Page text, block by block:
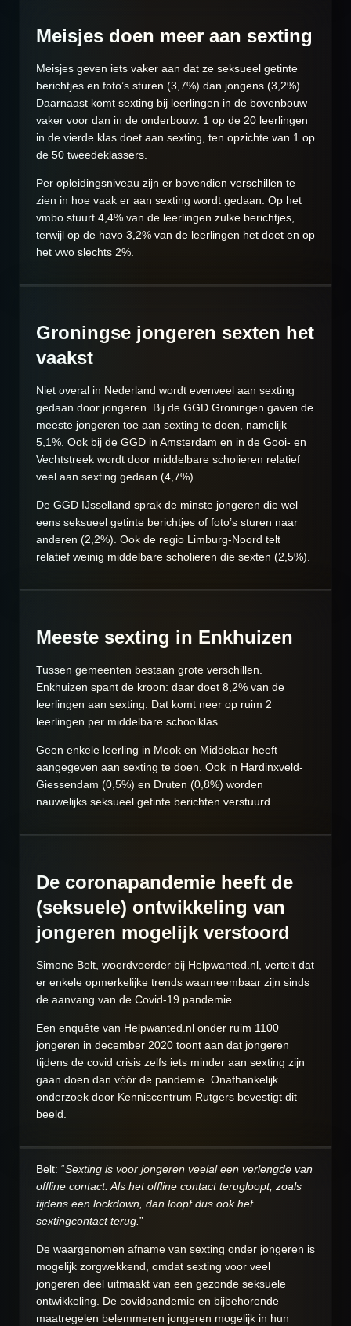
Meisjes doen meer aan sexting
Meisjes geven iets vaker aan dat ze seksueel getinte
berichtjes en foto’s sturen (3,7%) dan jongens (3,2%).
Daarnaast komt sexting bij leerlingen in de bovenbouw
vaker voor dan in de onderbouw: 1 op de 20 leerlingen
in de vierde klas doet aan sexting, ten opzichte van 1 op
de 50 tweedeklassers.
Per opleidingsniveau zijn er bovendien verschillen te
zien in hoe vaak er aan sexting wordt gedaan. Op het
vmbo stuurt 4,4% van de leerlingen zulke berichtjes,
terwijl op de havo 3,2% van de leerlingen het doet en op
het vwo slechts 2%.
Groningse jongeren sexten het
vaakst
Niet overal in Nederland wordt evenveel aan sexting
gedaan door jongeren. Bij de GGD Groningen gaven de
meeste jongeren toe aan sexting te doen, namelijk
5,1%. Ook bij de GGD in Amsterdam en in de Gooi- en
Vechtstreek wordt door middelbare scholieren relatief
veel aan sexting gedaan (4,7%).
De GGD IJsselland sprak de minste jongeren die wel
eens seksueel getinte berichtjes of foto’s sturen naar
anderen (2,2%). Ook de regio Limburg-Noord telt
relatief weinig middelbare scholieren die sexten (2,5%).
Meeste sexting in Enkhuizen
Tussen gemeenten bestaan grote verschillen.
Enkhuizen spant de kroon: daar doet 8,2% van de
leerlingen aan sexting. Dat komt neer op ruim 2
leerlingen per middelbare schoolklas.
Geen enkele leerling in Mook en Middelaar heeft
aangegeven aan sexting te doen. Ook in Hardinxveld-
Giessendam (0,5%) en Druten (0,8%) worden
nauwelijks seksueel getinte berichten verstuurd.
De coronapandemie heeft de
(seksuele) ontwikkeling van
jongeren mogelijk verstoord
Simone Belt, woordvoerder bij Helpwanted.nl, vertelt dat
er enkele opmerkelijke trends waarneembaar zijn sinds
de aanvang van de Covid-19 pandemie.
Een enquête van Helpwanted.nl onder ruim 1100
jongeren in december 2020 toont aan dat jongeren
tijdens de covid crisis zelfs iets minder aan sexting zijn
gaan doen dan vóór de pandemie. Onafhankelijk
onderzoek door Kenniscentrum Rutgers bevestigt dit
beeld.
Belt: “Sexting is voor jongeren veelal een verlengde van
offline contact. Als het offline contact terugloopt, zoals
tijdens een lockdown, dan loopt dus ook het
sextingcontact terug.”
De waargenomen afname van sexting onder jongeren is
mogelijk zorgwekkend, omdat sexting voor veel
jongeren deel uitmaakt van een gezonde seksuele
ontwikkeling. De covidpandemie en bijbehorende
maatregelen belemmeren jongeren mogelijk in hun